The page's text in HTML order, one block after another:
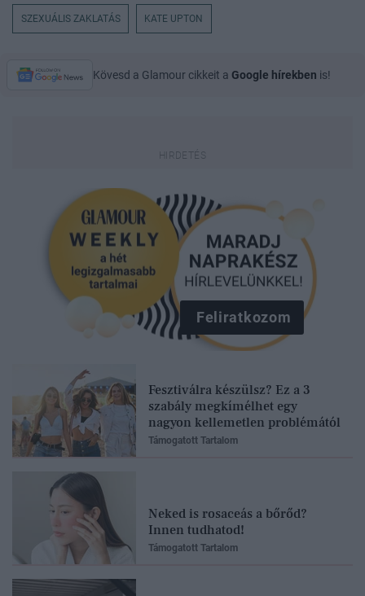
SZEXUÁLIS ZAKLATÁS KATE UPTON
Kövesd a Glamour cikkeit a Google hírekben is!
Feliratkozom
Fesztiválra készülsz? Ez a 3
szabály megkímélhet egy
nagyon kellemetlen problémától
Támogatott Tartalom
Neked is rosaceás a bőrőd?
Innen tudhatod!
Támogatott Tartalom